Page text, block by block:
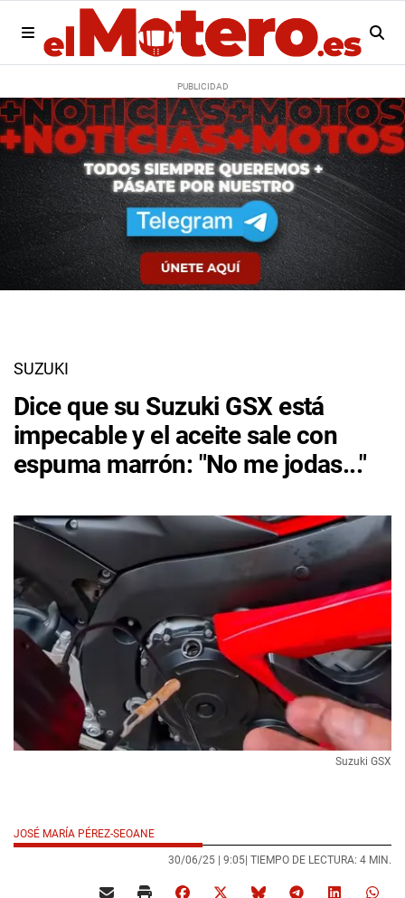
SUZUKI
Dice que su Suzuki GSX está
impecable y el aceite sale con
espuma marrón: "No me jodas..."
Suzuki GSX
JOSÉ MARÍA PÉREZ-SEOANE
30/06/25 | 9:05 | TIEMPO DE LECTURA: 4 MIN.